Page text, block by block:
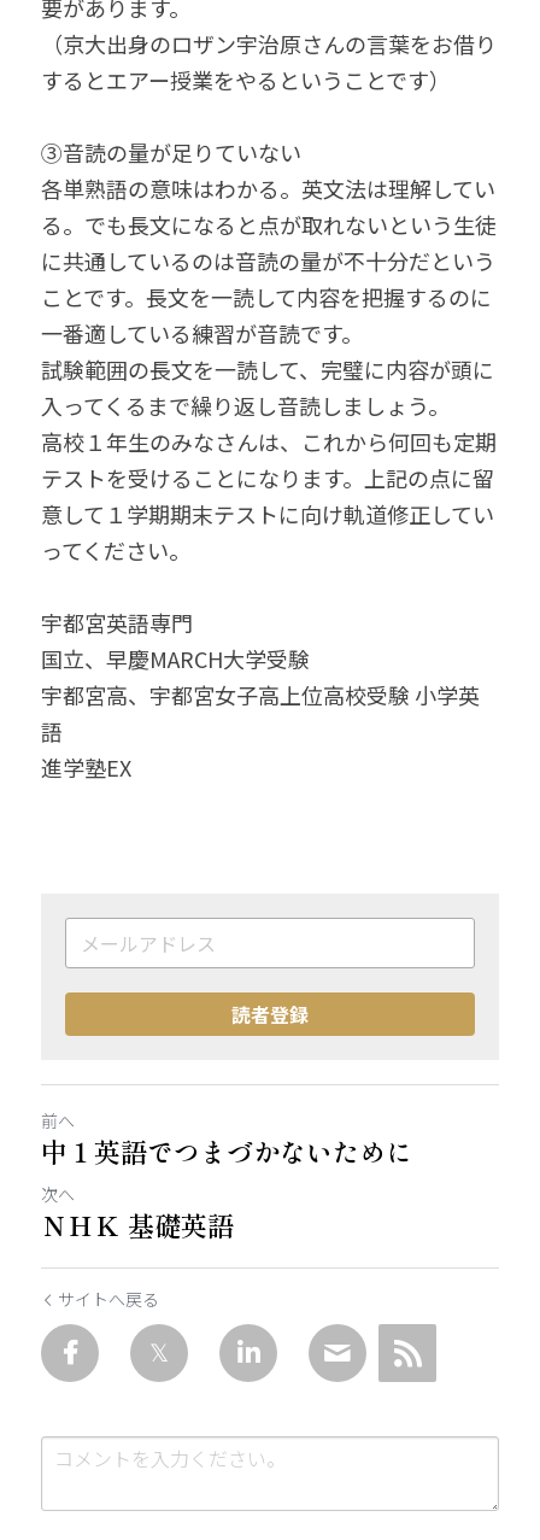
要があります。
（京大出身のロザン宇治原さんの言葉をお借り
するとエアー授業をやるということです）
③音読の量が足りていない
各単熟語の意味はわかる。英文法は理解してい
る。でも長文になると点が取れないという生徒
に共通しているのは音読の量が不十分だという
ことです。長文を一読して内容を把握するのに
一番適している練習が音読です。
試験範囲の長文を一読して、完璧に内容が頭に
入ってくるまで繰り返し音読しましょう。
高校１年生のみなさんは、これから何回も定期
テストを受けることになります。上記の点に留
意して１学期期末テストに向け軌道修正してい
ってください。
宇都宮英語専門
国立、早慶MARCH大学受験
宇都宮高、宇都宮女子高上位高校受験 小学英
語
進学塾EX
読者登録
前へ
中１英語でつまづかないために
次へ
ＮＨＫ 基礎英語
サイトへ戻る